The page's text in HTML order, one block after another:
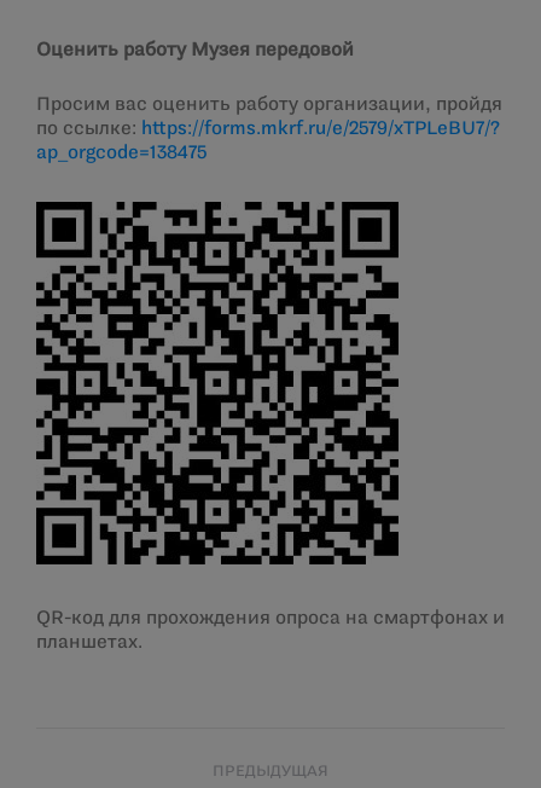
Оценить работу Музея передовой
Просим вас оценить работу организации, пройдя
по ссылке: https://forms.mkrf.ru/e/2579/xTPLeBU7/?
ap_orgcode=138475
QR-код для прохождения опроса на смартфонах и
планшетах.
ПРЕДЫДУЩАЯ